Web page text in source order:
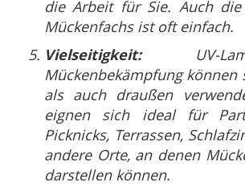
die Arbeit für Sie. Auch die
Mückenfachs ist oft einfach.
Vielseitigkeit:UV-
Mückenbekämpfung
als auch draußen
eignen sich ideal für
Picknicks, Terrassen,
andere Orte, an denen
darstellen können.